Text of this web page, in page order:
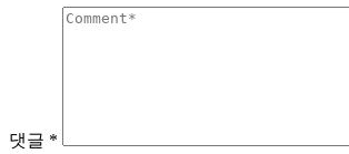
댓글 *